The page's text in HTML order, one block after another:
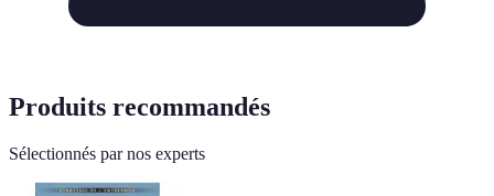
Produits recommandés
Sélectionnés par nos experts